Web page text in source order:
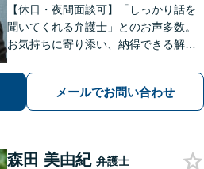
【休日・夜間面談可】「しっかり話を
聞いてくれる弁護士」とのお声多数。
お気持ちに寄り添い、納得できる解決
理・企業法務など幅広く対応】複数弁
護士で協議しながら進める体制で、安
心してご相談いただけます。
メールでお問い合わせ
森田 美由紀 弁護士